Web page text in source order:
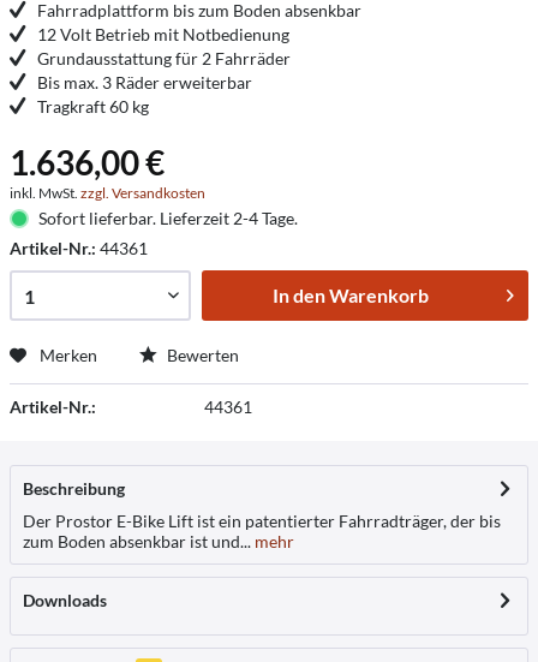
Fahrradplattform bis zum Boden absenkbar
12 Volt Betrieb mit Notbedienung
Grundausstattung für 2 Fahrräder
Bis max. 3 Räder erweiterbar
Tragkraft 60 kg
1.636,00 €
inkl. MwSt. zzgl. Versandkosten
Sofort lieferbar. Lieferzeit 2-4 Tage.
Artikel-Nr.: 44361
In denWarenkorb
Merken Bewerten
Artikel-Nr.: 44361
Beschreibung
Der Prostor E-Bike Lift ist ein patentierter Fahrradträger, der bis
zum Boden absenkbar ist und... mehr
Downloads